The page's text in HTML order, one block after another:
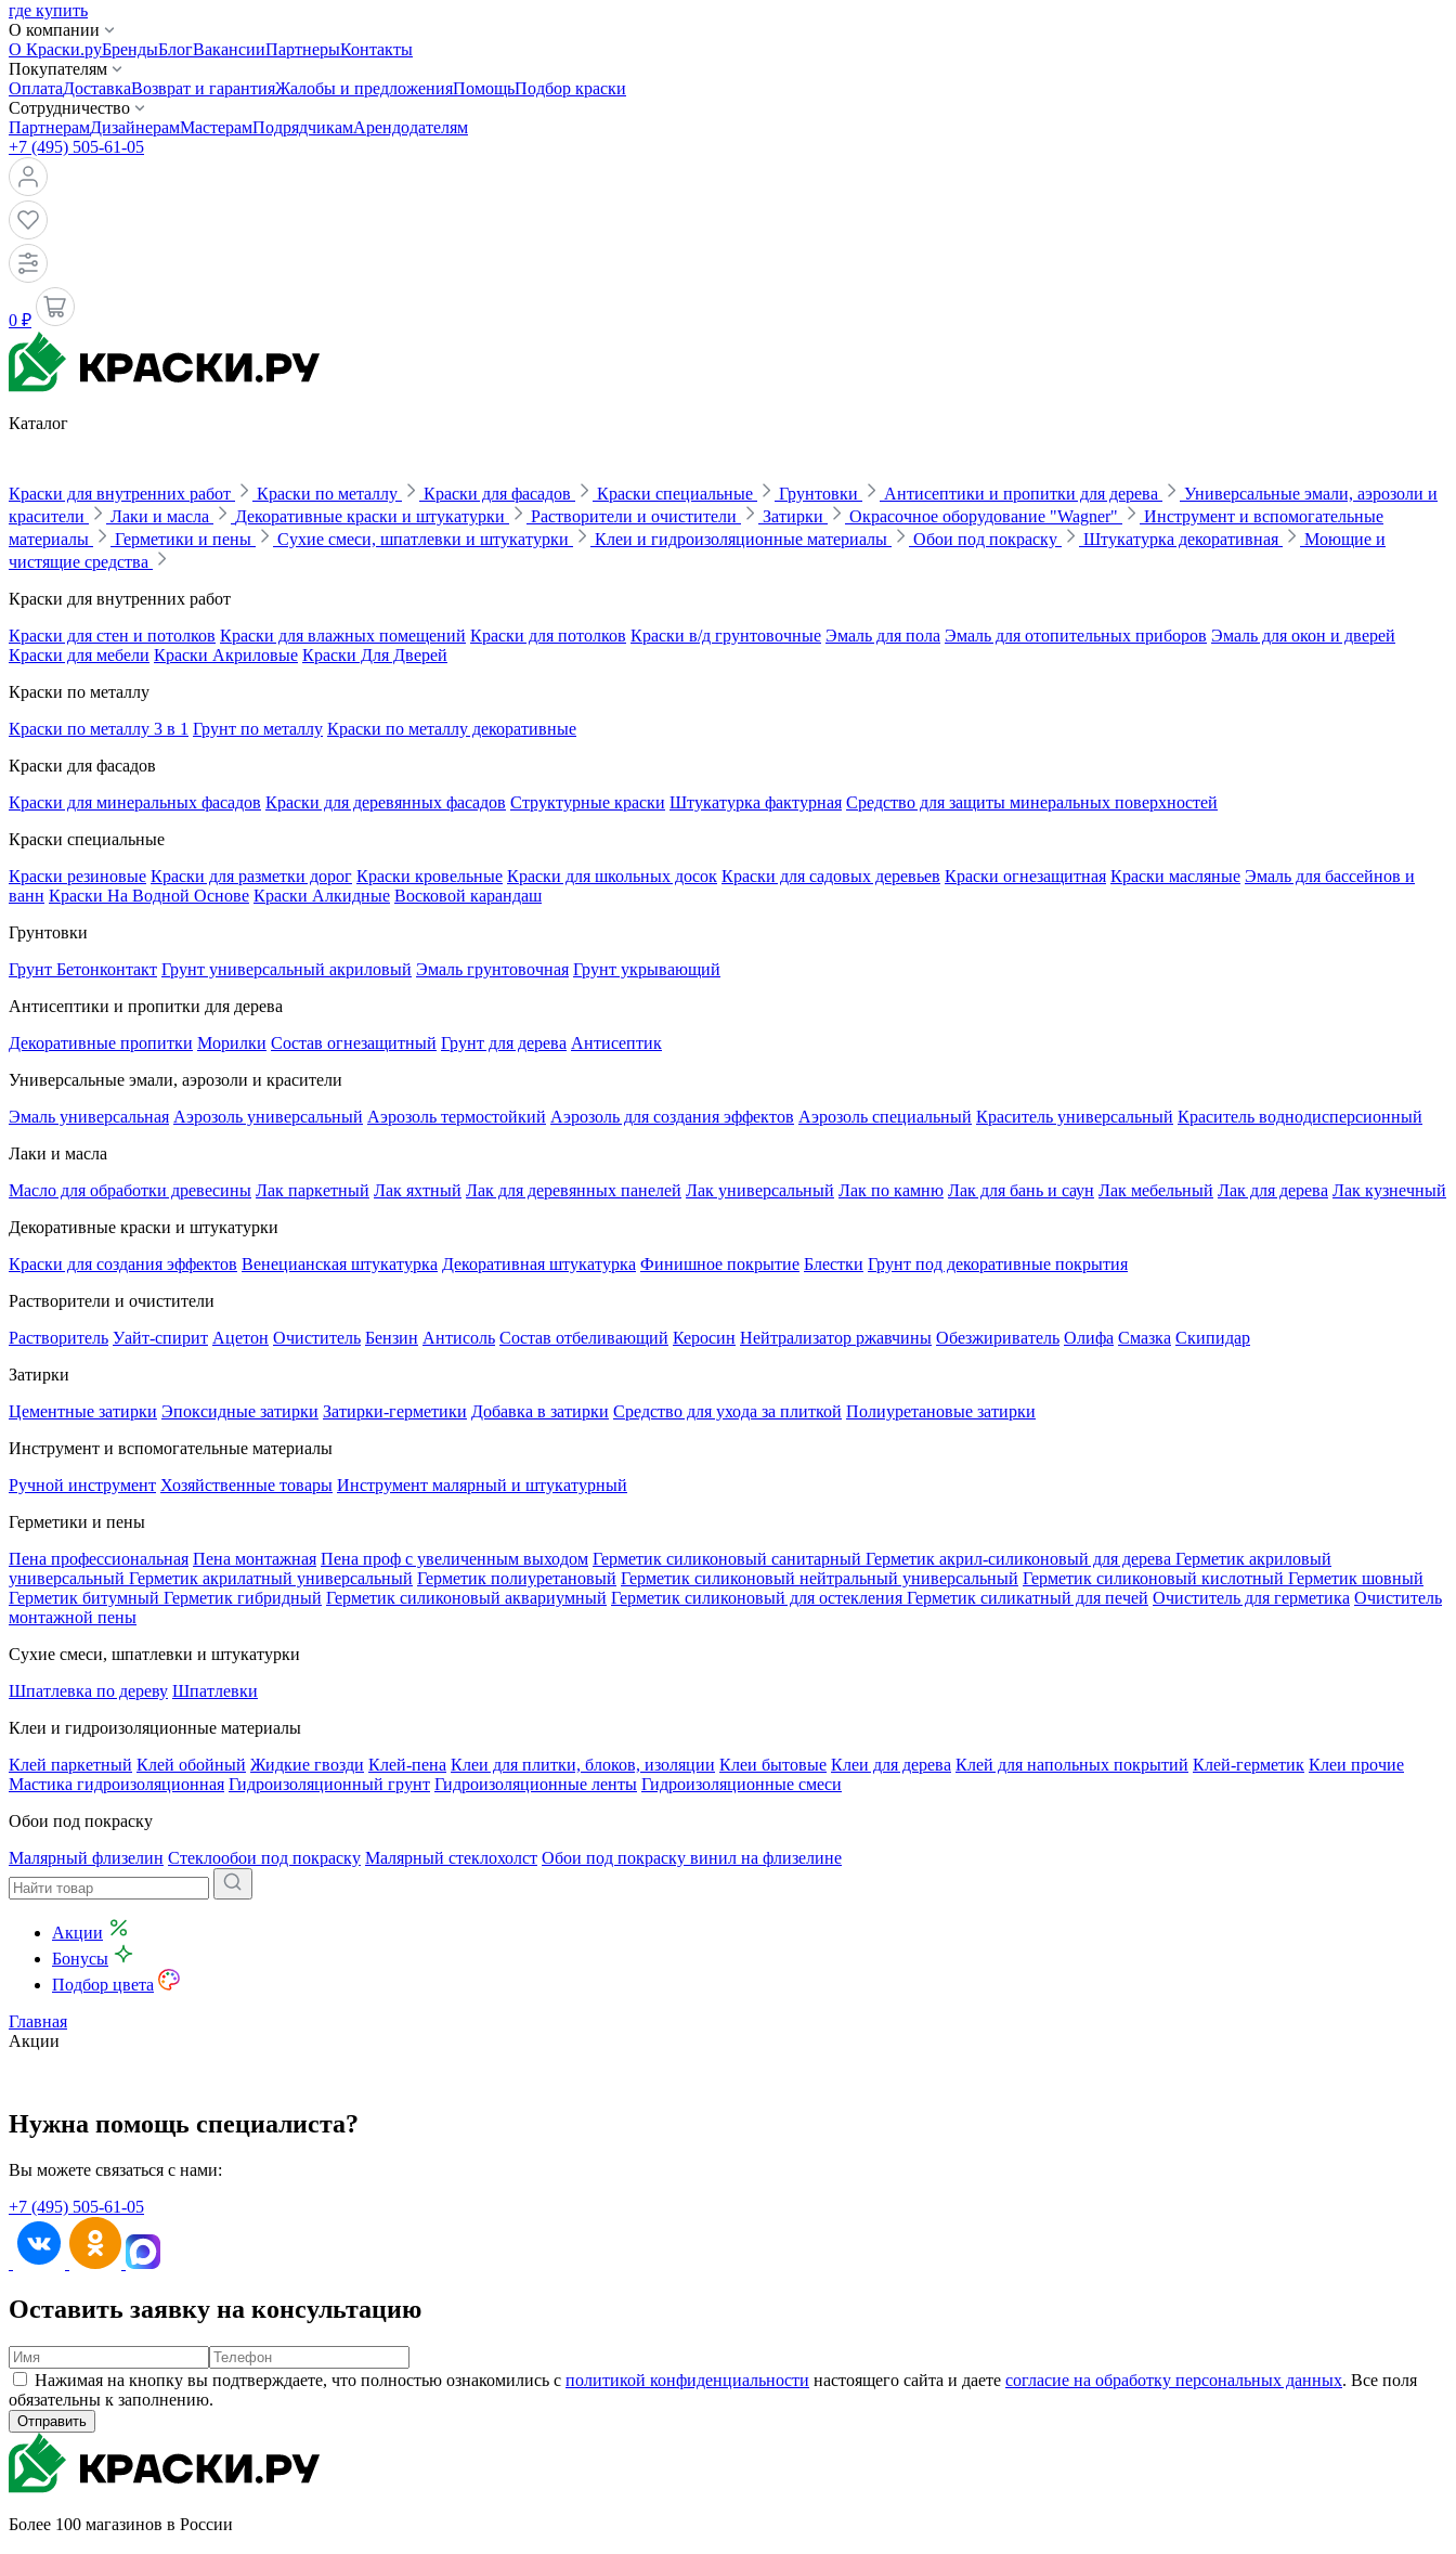
где купить
О компании
О Краски.руБрендыБлогВакансииПартнерыКонтакты
Покупателям
ОплатаДоставкаВозврат и гарантияЖалобы и предложенияПомощьПодбор краски
Сотрудничество
ПартнерамДизайнерамМастерамПодрядчикамАрендодателям
+7 (495) 505-61-05
0 ₽
Каталог
Краски для внутренних работ Краски по металлу Краски для фасадов Краски специальные Грунтовки Антисептики и пропитки для дерева
Универсальные эмали, аэрозоли и
красители
Лаки и масла Декоративные краски и штукатурки Растворители и очистители Затирки Окрасочное оборудование "Wagner"
Инструмент и вспомогательные
материалы
Герметики и пены Сухие смеси, шпатлевки и штукатурки Клеи и гидроизоляционные материалы Обои под покраску Штукатурка декоративная
Моющие и
чистящие средства
Краски для внутренних работ
Краски для стен и потолков Краски для влажных помещений Краски для потолков Краски в/д грунтовочные Эмаль для пола Эмаль для отопительных приборов Эмаль для окон и дверей
Краски для мебели Краски Акриловые Краски Для Дверей
Краски по металлу
Краски по металлу 3 в 1 Грунт по металлу Краски по металлу декоративные
Краски для фасадов
Краски для минеральных фасадов Краски для деревянных фасадов Структурные краски Штукатурка фактурная Средство для защиты минеральных поверхностей
Краски специальные
Краски резиновые Краски для разметки дорог Краски кровельные Краски для школьных досок Краски для садовых деревьев Краски огнезащитная Краски масляные Эмаль для бассейнов и
ванн Краски На Водной Основе Краски Алкидные Восковой карандаш
Грунтовки
Грунт Бетонконтакт Грунт универсальный акриловый Эмаль грунтовочная Грунт укрывающий
Антисептики и пропитки для дерева
Декоративные пропитки Морилки Состав огнезащитный Грунт для дерева Антисептик
Универсальные эмали, аэрозоли и красители
Эмаль универсальная Аэрозоль универсальный Аэрозоль термостойкий Аэрозоль для создания эффектов Аэрозоль специальный Краситель универсальный Краситель воднодисперсионный
Лаки и масла
Масло для обработки древесины Лак паркетный Лак яхтный Лак для деревянных панелей Лак универсальный Лак по камню Лак для бань и саун Лак мебельный Лак для дерева Лак кузнечный
Декоративные краски и штукатурки
Краски для создания эффектов Венецианская штукатурка Декоративная штукатурка Финишное покрытие Блестки Грунт под декоративные покрытия
Растворители и очистители
Растворитель Уайт-спирит Ацетон Очиститель Бензин Антисоль Состав отбеливающий Керосин Нейтрализатор ржавчины Обезжириватель Олифа Смазка Скипидар
Затирки
Цементные затирки Эпоксидные затирки Затирки-герметики Добавка в затирки Средство для ухода за плиткой Полиуретановые затирки
Инструмент и вспомогательные материалы
Ручной инструмент Хозяйственные товары Инструмент малярный и штукатурный
Герметики и пены
Пена профессиональная Пена монтажная Пена проф с увеличенным выходом Герметик силиконовый санитарный Герметик акрил-силиконовый для дерева Герметик акриловый
универсальный Герметик акрилатный универсальный Герметик полиуретановый Герметик силиконовый нейтральный универсальный Герметик силиконовый кислотный Герметик шовный
Герметик битумный Герметик гибридный Герметик силиконовый аквариумный Герметик силиконовый для остекления Герметик силикатный для печей Очиститель для герметика Очиститель
монтажной пены
Сухие смеси, шпатлевки и штукатурки
Шпатлевка по дереву Шпатлевки
Клеи и гидроизоляционные материалы
Клей паркетный Клей обойный Жидкие гвозди Клей-пена Клеи для плитки, блоков, изоляции Клеи бытовые Клеи для дерева Клей для напольных покрытий Клей-герметик Клеи прочие
Мастика гидроизоляционная Гидроизоляционный грунт Гидроизоляционные ленты Гидроизоляционные смеси
Обои под покраску
Малярный флизелин Стеклообои под покраску Малярный стеклохолст Обои под покраску винил на флизелине
Акции
Бонусы
Подбор цвета
Главная
Акции
Нужна помощь специалиста?
Вы можете связаться с нами:
+7 (495) 505-61-05
Оставить заявку на консультацию
Нажимая на кнопку вы подтверждаете, что полностью ознакомились с политикой конфиденциальности настоящего сайта и даете согласие на обработку персональных данных. Все поля
обязательны к заполнению.
Отправить
Более 100 магазинов в России